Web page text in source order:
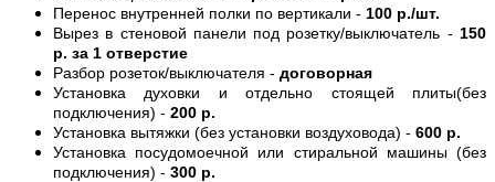
Перенос внутренней полки по вертикали - 100 р./шт.
Вырез в стеновой панели под розетку/выключатель - 150
р. за 1 отверстие
Разбор розеток/выключателя - договорная
Установка духовки и отдельно стоящей плиты(без
подключения) - 200 р.
Установка вытяжки (без установки воздуховода) - 600 р.
Установка посудомоечной или стиральной машины (без
подключения) - 300 р.